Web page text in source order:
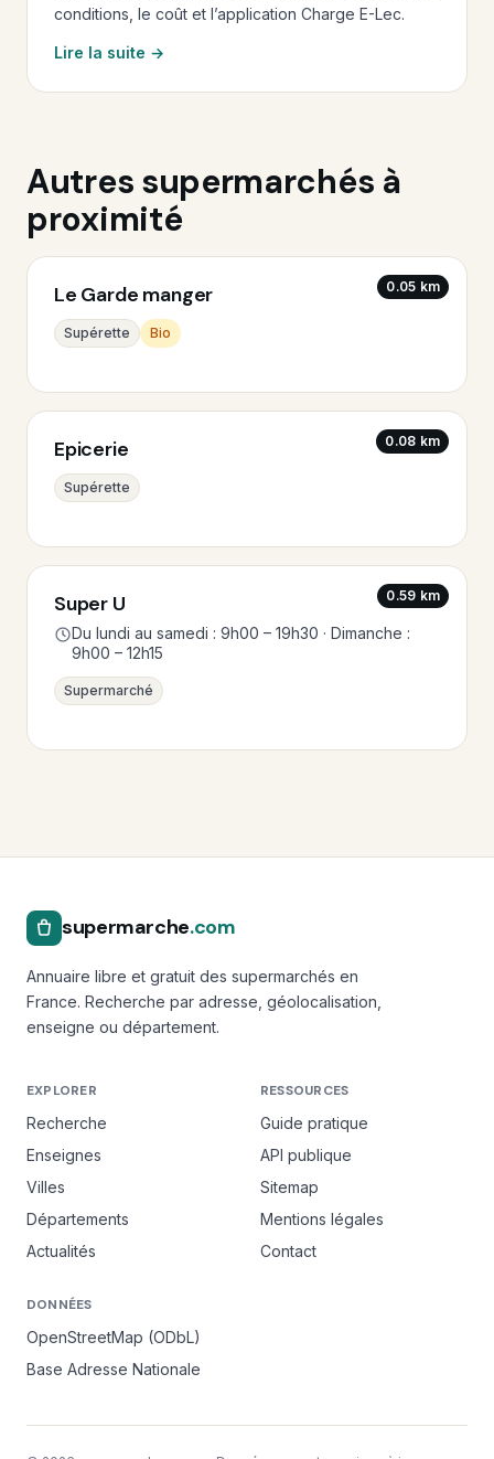
conditions, le coût et l’application Charge E-Lec.
Lire la suite →
Autres supermarchés à
proximité
0.05 km
Le Garde manger
Supérette Bio
0.08 km
Epicerie
Supérette
0.59 km
Super U
Du lundi au samedi : 9h00 – 19h30 · Dimanche :
9h00 – 12h15
Supermarché
supermarche.com
Annuaire libre et gratuit des supermarchés en
France. Recherche par adresse, géolocalisation,
enseigne ou département.
EXPLORER
Recherche
Enseignes
Villes
Départements
Actualités
RESSOURCES
Guide pratique
API publique
Sitemap
Mentions légales
Contact
DONNÉES
OpenStreetMap (ODbL)
Base Adresse Nationale